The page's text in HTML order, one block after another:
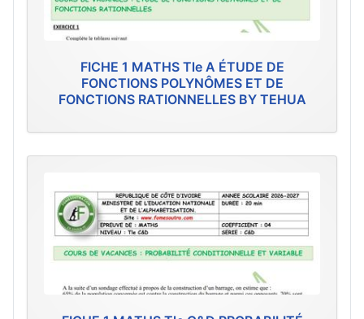
FICHE 1 MATHS Tle A ÉTUDE DE
FONCTIONS POLYNÔMES ET DE
FONCTIONS RATIONNELLES BY TEHUA